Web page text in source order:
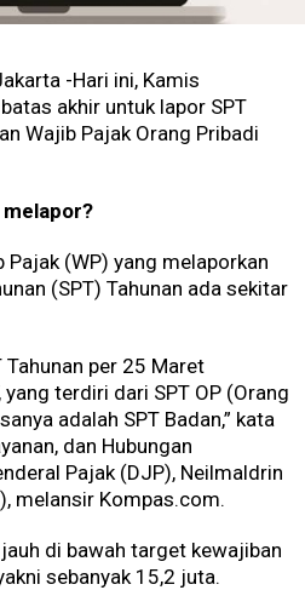
-Hari ini, Kamis
akhir untuk lapor SPT
Wajib Pajak Orang Pribadi
(WP) yang melaporkan
(SPT) Tahunan ada sekitar
Tahunan per 25 Maret
terdiri dari SPT OP (Orang
adalah SPT Badan,” kata
dan Hubungan
Pajak (DJP), Neilmaldrin
melansir Kompas.com.
di bawah target kewajiban
sebanyak 15,2 juta.